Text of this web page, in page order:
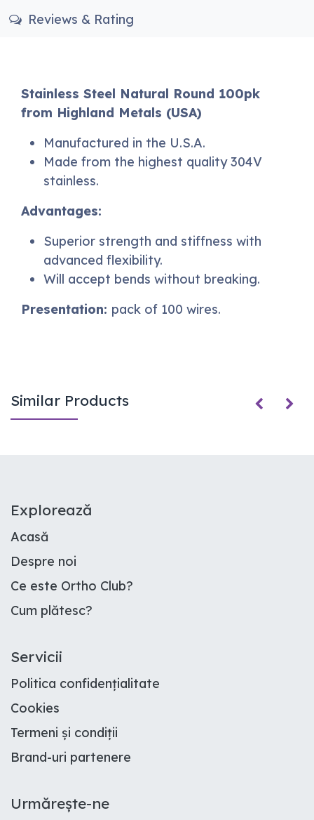
Reviews & Rating
Stainless Steel Natural Round 100pk
from Highland Metals (USA)
Manufactured in the U.S.A.
Made from the highest quality 304V
stainless.
Advantages:
Superior strength and stiffness with
advanced flexibility.
Will accept bends without breaking.
Presentation: pack of 100 wires.
Similar Products
E​xplorează
Acasă
Despre noi
Ce este Ortho Club?
Cum plătesc?
Servicii
Politica confidențialitate
Cookies
Termeni și condiții
Brand-uri partenere
Urmărește-ne